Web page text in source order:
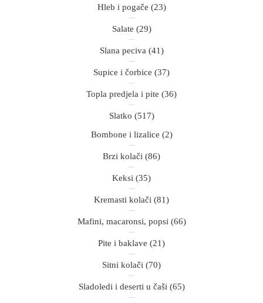
Hleb i pogače (23)
Salate (29)
Slana peciva(41)
Supice i čorbice (37)
Topla predjela i pite (36)
Slatko (517)
Bombone i lizalice (2)
Brzi kolači (86)
Keksi (35)
Kremasti kolači (81)
Mafini, macaronsi, popsi(66)
Pite i baklave (21)
Sitni kolači (70)
Sladoledi i deserti u čaši(65)